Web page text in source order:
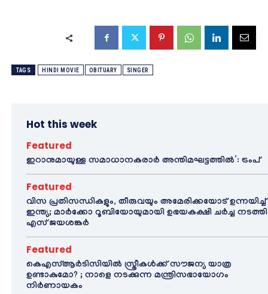
TAGS HINDI MOVIE OBITUARY SINGER
Hot this week
Featured
ഇറാനുമായുള്ള സമാധാനകരാർ അന്തിമഘട്ടത്തിൽ‌’: ട്രംപ്
Featured
വിസ പ്രതിസന്ധികളും, തീരുവയും അമേരിക്കയോട് ഉന്നയിച്ച്
ഇന്ത്യ; മാർക്കോ റൂബിയോയുമായി ഉഭയകക്ഷി ചർച്ച നടത്തി
എസ് ജയശങ്കർ
Featured
കെഎസ്ആർടിസിയിൽ സ്ത്രീകൾക്ക് സൗജന്യ യാത്ര
ഉണ്ടാകുമോ? ; നാളെ നടക്കുന്ന മന്ത്രിസഭായോഗം
നിർണായകം